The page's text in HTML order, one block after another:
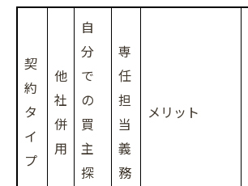
契
約
タ
イ
プ
他
社
併
用
自
分
で
の
買
主
探
専
任
担
当
義
務
メリット